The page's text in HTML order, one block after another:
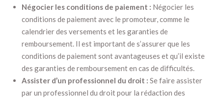
Négocier les conditions de paiement : Négocier les
conditions de paiement avec le promoteur, comme le
calendrier des versements et les garanties de
remboursement. Il est important de s’assurer que les
conditions de paiement sont avantageuses et qu’il existe
des garanties de remboursement en cas de difficultés.
Assister d’un professionnel du droit : Se faire assister
par un professionnel du droit pour la rédaction des